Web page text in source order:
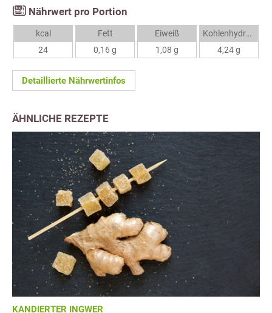
Nährwert pro Portion
kcal
24
Fett
0,16 g
Eiweiß
1,08 g
Kohlenhydrate
4,24 g
Detaillierte Nährwertinfos
ÄHNLICHE REZEPTE
KANDIERTER INGWER